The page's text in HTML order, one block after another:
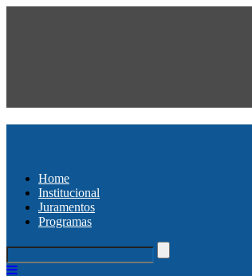
Home
Institucional
Juramentos
Programas